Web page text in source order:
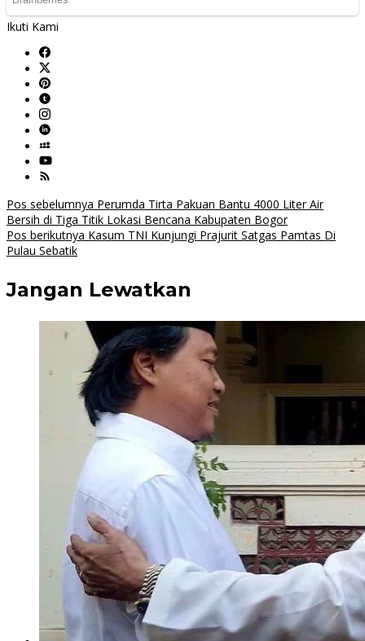
Ikuti Kami
Navigasi
pos
Pos sebelumnya Perumda Tirta Pakuan Bantu 4000 Liter Air
Bersih di Tiga Titik Lokasi Bencana Kabupaten Bogor
Pos berikutnya Kasum TNI Kunjungi Prajurit Satgas Pamtas Di
Pulau Sebatik
Jangan Lewatkan